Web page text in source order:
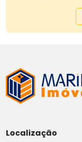
Localização